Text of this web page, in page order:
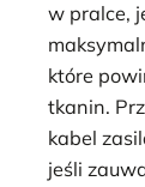
w pralce,
które
tkanin.
kabel
jeśli